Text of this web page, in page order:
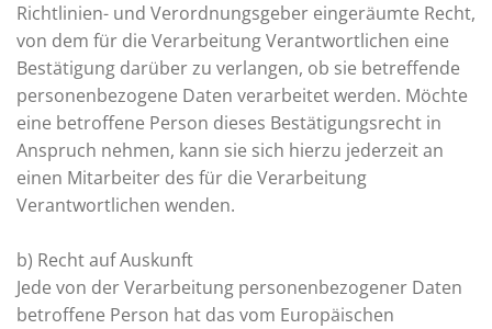
Richtlinien- und Verordnungsgeber eingeräumte Recht,
von dem für die Verarbeitung Verantwortlichen eine
Bestätigung darüber zu verlangen, ob sie betreffende
personenbezogene Daten verarbeitet werden. Möchte
eine betroffene Person dieses Bestätigungsrecht in
Anspruch nehmen, kann sie sich hierzu jederzeit an
einen Mitarbeiter des für die Verarbeitung
Verantwortlichen wenden.
b) Recht auf Auskunft
Jede von der Verarbeitung personenbezogener Daten
betroffene Person hat das vom Europäischen